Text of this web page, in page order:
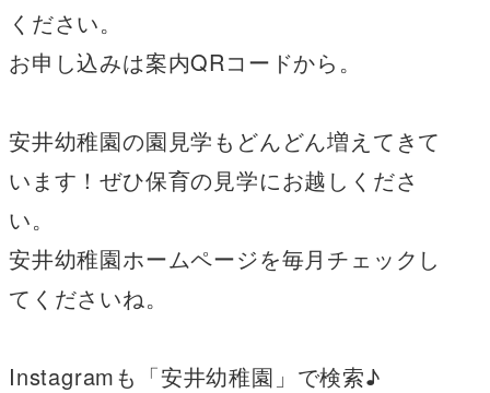
ください。
お申し込みは案内QRコードから。
安井幼稚園の園見学もどんどん増えてきて
います！ぜひ保育の見学にお越しくださ
い。
安井幼稚園ホームページを毎月チェックし
てくださいね。
Instagramも「安井幼稚園」で検索♪